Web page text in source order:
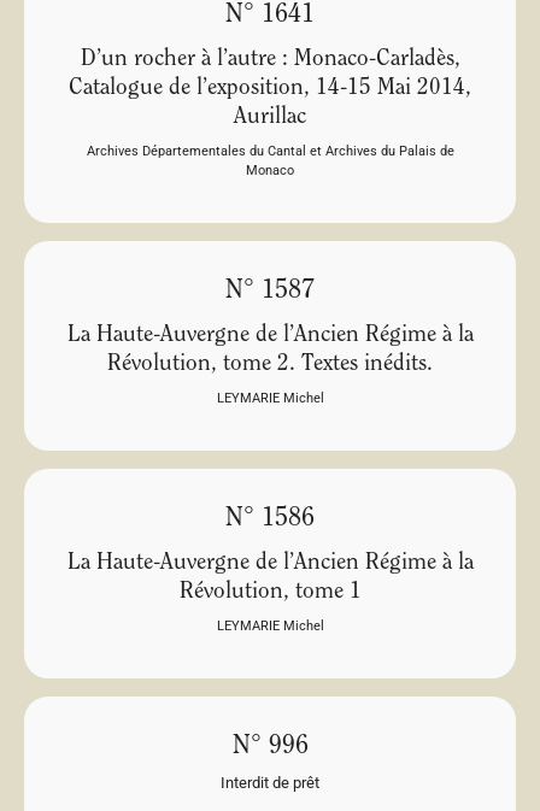
N° 1641
D’un rocher à l’autre : Monaco-Carladès,
Catalogue de l’exposition, 14-15 Mai 2014,
Aurillac
Archives Départementales du Cantal et Archives du Palais de
Monaco
N° 1587
La Haute-Auvergne de l’Ancien Régime à la
Révolution, tome 2. Textes inédits.
LEYMARIE Michel
N° 1586
La Haute-Auvergne de l’Ancien Régime à la
Révolution, tome 1
LEYMARIE Michel
N° 996
Interdit de prêt